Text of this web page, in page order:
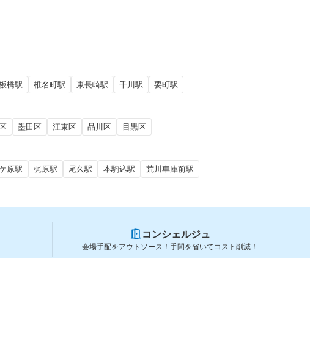
橋駅 椎名町駅 東長崎駅 千川駅 要町駅
墨田区 江東区 品川区 目黒区
原駅 梶原駅 尾久駅 本駒込駅 荒川車庫前駅
コンシェルジュ
会場手配をアウトソース！手間を省いてコスト削減！